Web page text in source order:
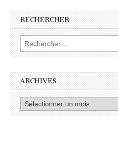
RECHERCHER
Rechercher :
ARCHIVES
Archives